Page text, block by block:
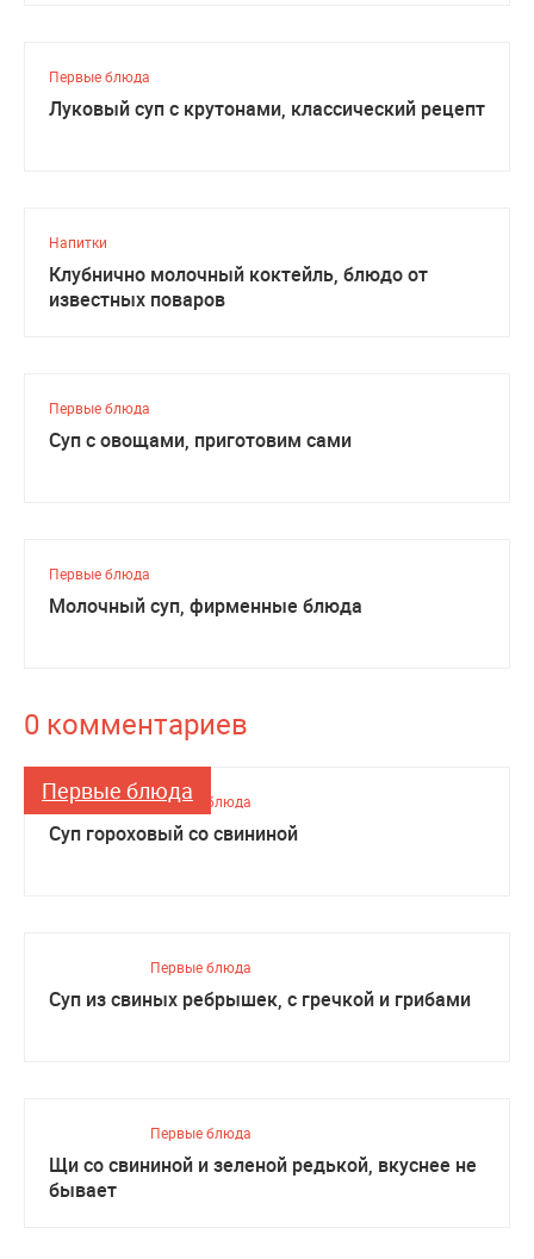
Первые блюда
Луковый суп с крутонами, классический рецепт
Напитки
Клубнично молочный коктейль, блюдо от
известных поваров
Первые блюда
Суп с овощами, приготовим сами
Первые блюда
Молочный суп, фирменные блюда
0 комментариев
Первые блюдаПервые блюда
Суп гороховый со свининой
Первые блюда
Суп из свиных ребрышек, с гречкой и грибами
Первые блюда
Щи со свининой и зеленой редькой, вкуснее не
бывает